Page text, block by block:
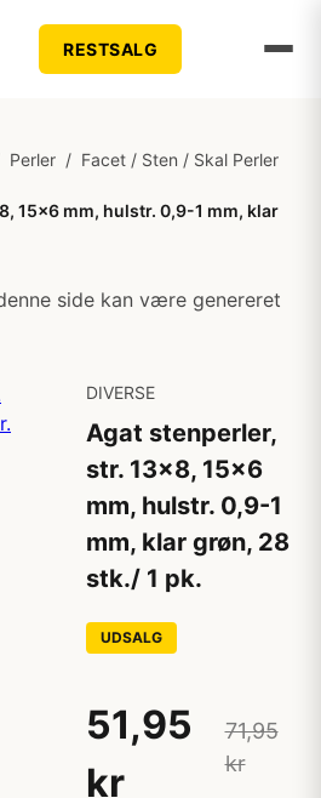
RESTSALG
Perler / Facet / Sten / Skal Perler
15x6 mm, hulstr. 0,9-1 mm, klar
side kan være genereret
DIVERSE
Agat stenperler,
str. 13x8, 15x6
mm, hulstr. 0,9-1
mm, klar grøn, 28
stk./ 1 pk.
UDSALG
51,95
kr
71,95
kr